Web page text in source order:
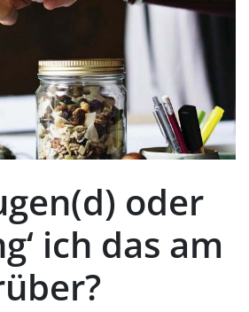
oder
ich das am